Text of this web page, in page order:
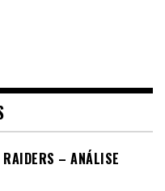
RAIDERS – ANÁLISE